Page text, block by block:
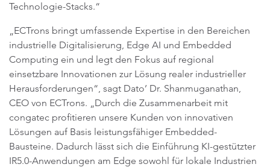
Technologie-Stacks.“
„ECTrons bringt umfassende Expertise in den Bereichen
industrielle Digitalisierung, Edge AI und Embedded
Computing ein und legt den Fokus auf regional
einsetzbare Innovationen zur Lösung realer industrieller
Herausforderungen“, sagt Dato’ Dr. Shanmuganathan,
CEO von ECTrons. „Durch die Zusammenarbeit mit
congatec profitieren unsere Kunden von innovativen
Lösungen auf Basis leistungsfähiger Embedded-
Bausteine. Dadurch lässt sich die Einführung KI-gestützter
IR5.0-Anwendungen am Edge sowohl für lokale Industrien